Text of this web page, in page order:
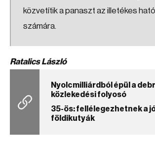
közvetítik a panaszt az illetékes
számára.
Ratalics László
Nyolcmilliárdból épül a
közlekedési folyosó
35-ös: fellélegezhetnek a
földikutyák